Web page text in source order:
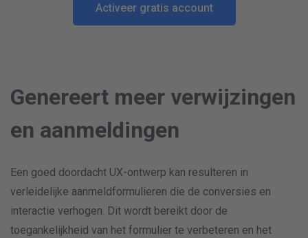
Activeer gratis account
Genereert meer verwijzingen
en aanmeldingen
Een goed doordacht UX-ontwerp kan resulteren in
verleidelijke aanmeldformulieren die de conversies en
interactie verhogen. Dit wordt bereikt door de
toegankelijkheid van het formulier te verbeteren en het